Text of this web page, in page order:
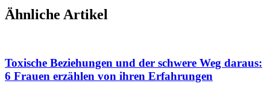
Ähnliche Artikel
Toxische Beziehungen und der schwere Weg daraus:
6 Frauen erzählen von ihren Erfahrungen